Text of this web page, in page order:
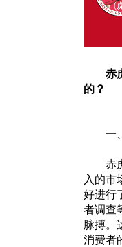
赤
的？
一、
赤虎
入的市
好进行
者调查
脉搏。
消费者